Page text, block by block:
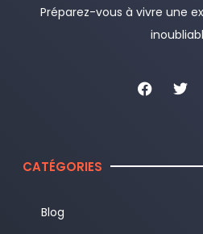
Préparez-vous à vivre une
CATÉGORIES
Blog